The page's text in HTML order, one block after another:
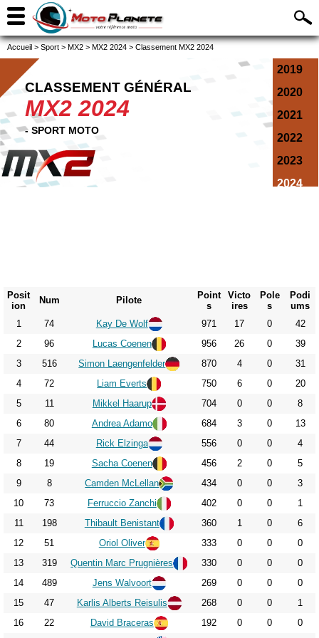
Accueil > Sport > MX2 > MX2 2024 > Classement MX2 2024
2019
2020
2021
2022
2023
2024
CLASSEMENT GÉNÉRAL
MX2 2024
- SPORT MOTO
Posit
ion
Num Pilote
Point
s
Victo
ires
Pole
s
Podi
ums
1
74 Kay De Wolf 971 17 0
42
2
96 Lucas Coenen 956 26 0
39
3
516 Simon Laengenfelder 870 4 0
31
4
72 Liam Everts 750 6 0
20
5
11 Mikkel Haarup 704 0 0
8
6
80 Andrea Adamo 684 3 0
13
7
44 Rick Elzinga 556 0 0
4
8
19 Sacha Coenen 456 2 0
5
9
8 Camden McLellan 434 0 0
3
10
73 Ferruccio Zanchi 402 0 0
1
11
198 Thibault Benistant 360 1 0
6
12
51 Oriol Oliver 333 0 0
0
13
319 Quentin Marc Prugnières 330 0 0
0
14
489 Jens Walvoort 269 0 0
0
15
47 Karlis Alberts Reisulis 268 0 0
1
16
22 David Braceras 192 0 0
0